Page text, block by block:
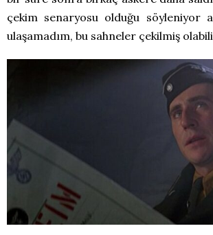
çekim senaryosu olduğu söyleniyor
ulaşamadım, bu sahneler çekilmiş